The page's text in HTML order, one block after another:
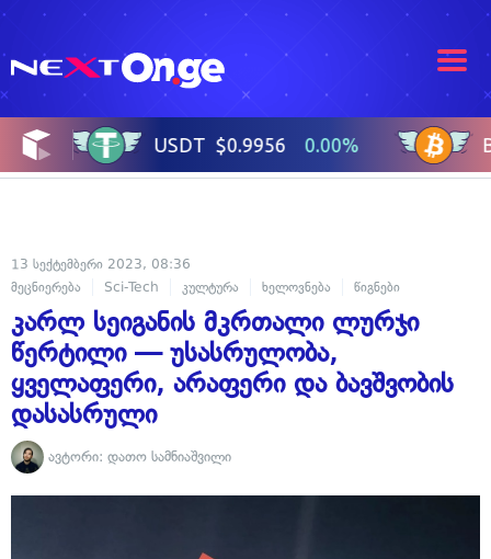
13 სექტემბერი 2023, 08:36
მეცნიერება
Sci-Tech კულტურა ხელოვნება წიგნები
კარლ სეიგანის მკრთალი ლურჯი
წერტილი — უსასრულობა,
ყველაფერი, არაფერი და ბავშვობის
დასასრული
ავტორი: დათო სამნიაშვილი